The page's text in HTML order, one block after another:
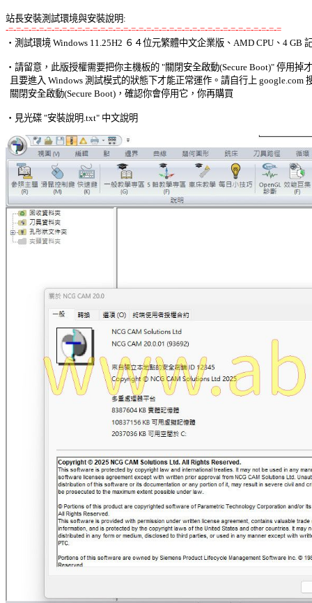
站長安裝測試環境與安裝說明:
-=-=-=-=-=-=-=-=-=-=-=-=-=-=-=-=-=-=-=-=-=-=-=-=-=-=-=-=-=-=-=-=-=-=-=-=
‧測試環境 Windows 11.25H2 ６４位元繁體中文企業版、AMD CPU、4 GB
‧請留意，此版授權需要把你主機板的 "關閉安全啟動(Secure Boot)" 停用掉
且要進入 Windows 測試模式的狀態下才能正常運作。請自行上 google.com
  關閉安全啟動(Secure Boot)，確認你會停用它，你再購買
‧見光碟 "安裝說明.txt" 中文說明